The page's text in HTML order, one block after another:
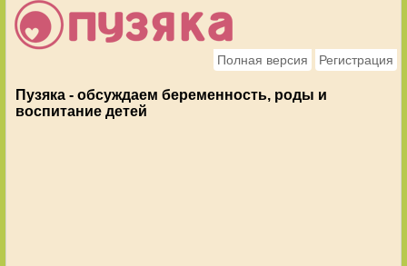
Полная версия Регистрация
Пузяка - обсуждаем беременность, роды и
воспитание детей